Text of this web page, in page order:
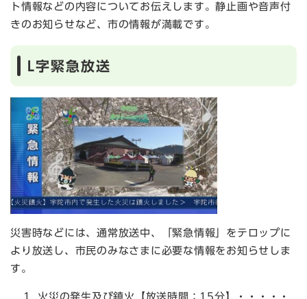
ト情報などの内容についてお伝えします。静止画や音声付
きのお知らせなど、市の情報が満載です。
L字緊急放送
災害時などには、通常放送中、「緊急情報」をテロップに
より放送し、市民のみなさまに必要な情報をお知らせしま
す。
火災の発生及び鎮火【放送時間：15分】・・・・・